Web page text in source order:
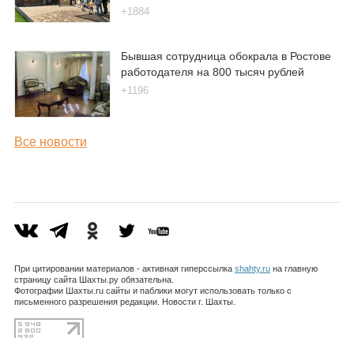
+1884
Бывшая сотрудница обокрала в Ростове
работодателя на 800 тысяч рублей
+1196
Все новости
При цитировании материалов - активная гиперссылка shahty.ruна главную
страницу сайта Шахты.ру обязательна.
Фотографии Шахты.ru сайты и паблики могут использовать только с
письменного разрешения редакции. Новости г. Шахты.